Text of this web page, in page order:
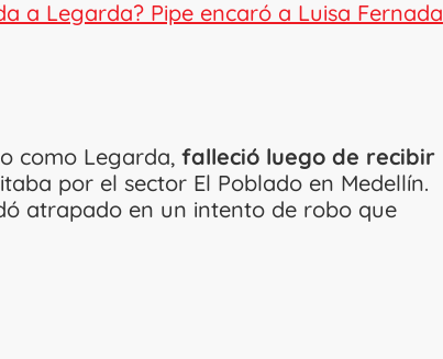
a Legarda? Pipe encaró a Luisa Fernada
como Legarda, falleció luego de recibir
por el sector El Poblado en Medellín.
atrapado en un intento de robo que